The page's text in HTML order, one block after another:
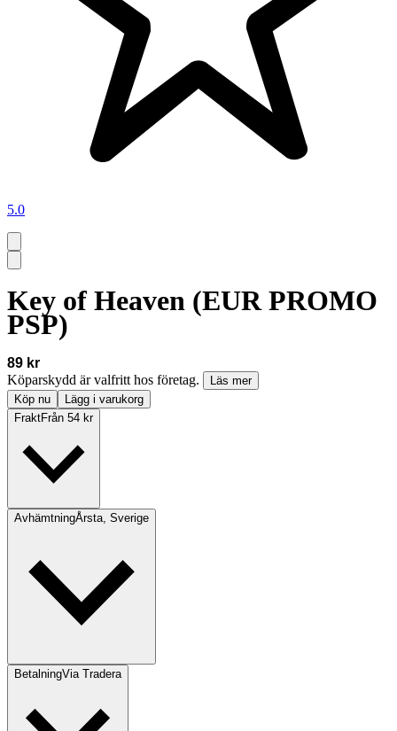
5.0
Key of Heaven (EUR PROMO
PSP)
89 kr
Köparskydd är valfritt hos företag.
Läs mer
Köp nu
Lägg i varukorg
FraktFrån 54 kr
AvhämtningÅrsta, Sverige
BetalningVia Tradera